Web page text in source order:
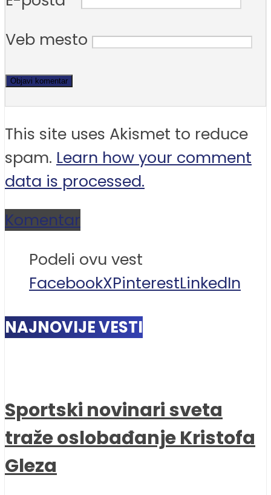
Veb mesto
This site uses Akismet to reduce
spam. Learn how your comment
data is processed.
Komentar
Podeli ovu vest
FacebookXPinterestLinkedIn
NAJNOVIJE VESTI
Sportski novinari sveta
traže oslobađanje Kristofa
Gleza